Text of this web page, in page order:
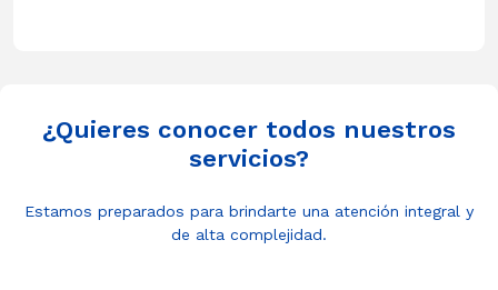
¿Quieres conocer todos nuestros
servicios?
Estamos preparados para brindarte una atención integral y
de alta complejidad.